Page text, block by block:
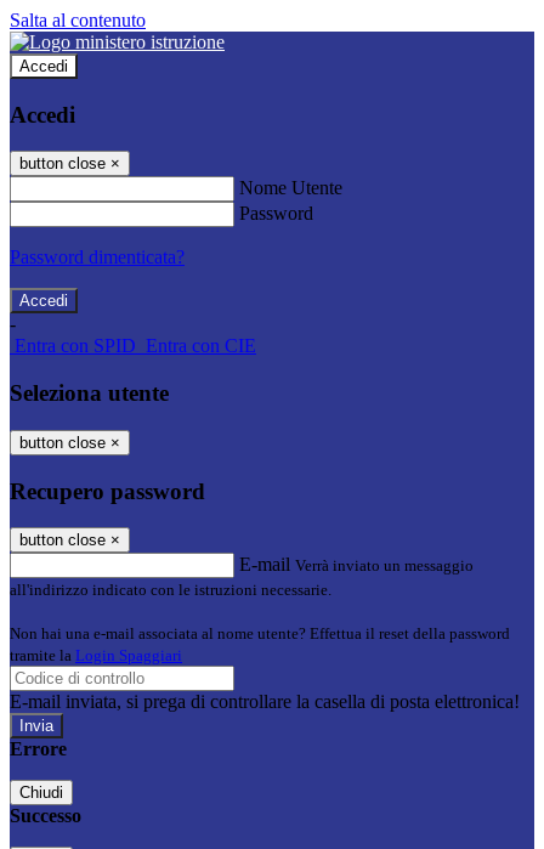
Salta al contenuto
Accedi
Accedi
button close ×
Nome Utente
Password
Password dimenticata?
-
Entra con SPID Entra con CIE
Seleziona utente
button close ×
Recupero password
button close ×
E-mail Verrà inviato un messaggio
all'indirizzo indicato con le istruzioni necessarie.
Non hai una e-mail associata al nome utente? Effettua il reset della password
tramite la Login Spaggiari
E-mail inviata, si prega di controllare la casella di posta elettronica!
Errore
Chiudi
Successo